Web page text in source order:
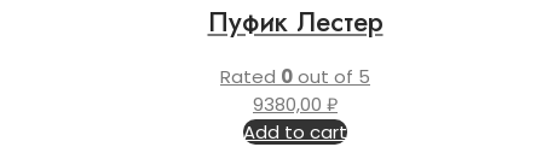
Пуфик Лестер
Rated 0out of 5
9380,00 ₽
Add to cart